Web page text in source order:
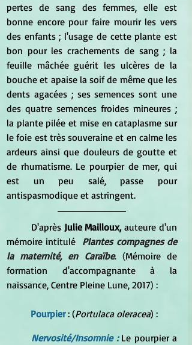
pertes de sang des femmes, elle est
bonne encore pour faire mourir les vers
des enfants ; l'usage de cette plante est
bon pour les crachements de sang ; la
feuille mâchée guérit les ulcères de la
bouche et apaise la soif de même que les
dents agacées ; ses semences sont une
des quatre semences froides mineures ;
la plante pilée et mise en cataplasme sur
le foie est très souveraine et en calme les
ardeurs ainsi que douleurs de goutte et
de rhumatisme. Le pourpier de mer, qui
est un peu salé, passe pour
antispasmodique et astringent.
D'après Julie Mailloux, auteure d'un
mémoire intitulé Plantes compagnes de
la maternité, en Caraïbe. (Mémoire de
formation d'accompagnante à la
naissance, Centre Pleine Lune, 2017) :
Pourpier : (Portulaca oleracea) :
Nervosité/Insomnie : Le pourpier a